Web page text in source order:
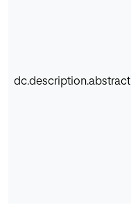
dc.description.abstract